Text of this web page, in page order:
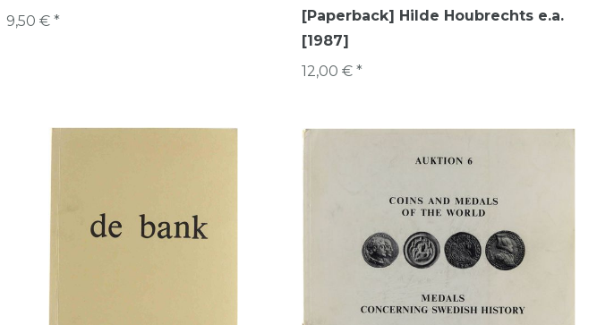
9,50 € *
[Paperback] Hilde Houbrechts e.a.
[1987]
12,00 € *